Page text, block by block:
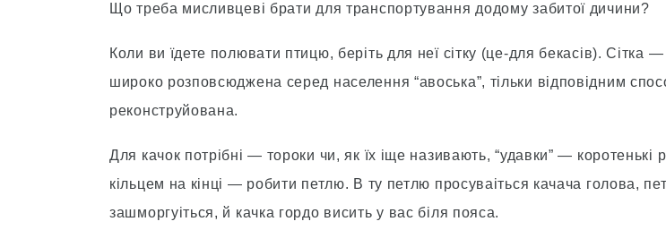
Що треба мисливцевi брати для транспортування додому забитої дичини?
Коли ви їдете полювати птицю, берiть для неї сiтку (це-для бекасiв). Сiтка
широко розповсюджена серед населення “авоська”, тiльки вiдповiдним
реконструйована.
Для качок потрiбнi — тороки чи, як їх iще називають, “удавки” — коротенькi
кiльцем на кiнцi — робити петлю. В ту петлю просуваіться качача голова,
зашморгуіться, й качка гордо висить у вас бiля пояса.